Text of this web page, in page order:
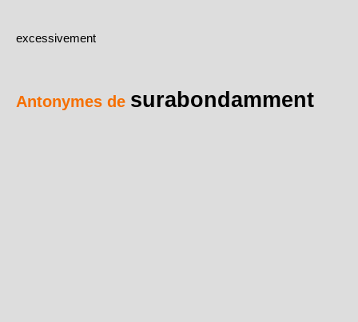
excessivement
Antonymes de surabondamment